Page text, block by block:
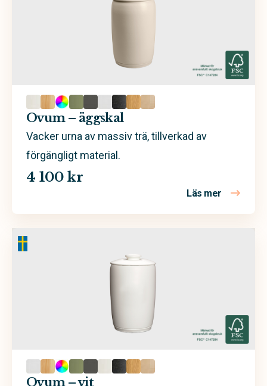
Ovum – äggskal
Vacker urna av massiv trä, tillverkad av
förgängligt material.
4 100 kr
Läs mer om Ovum
Ovum – vit